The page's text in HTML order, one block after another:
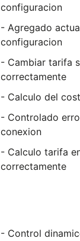
configuracion
- Agregado
configuracion
- Cambiar tarifa
correctamente
- Calculo del
- Controlado
conexion
- Calculo tarifa
correctamente
- Control